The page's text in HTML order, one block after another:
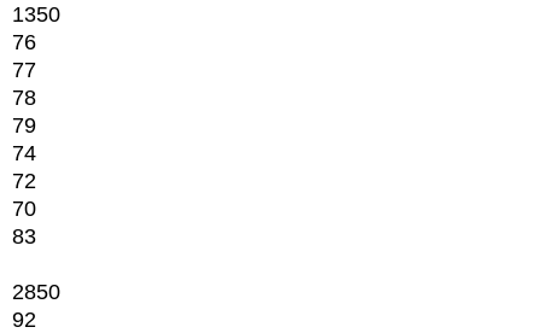
1350
76
77
78
79
74
72
70
83
2850
92